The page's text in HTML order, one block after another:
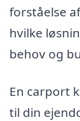
forståelse
hvilke
behov og
En carport
til din